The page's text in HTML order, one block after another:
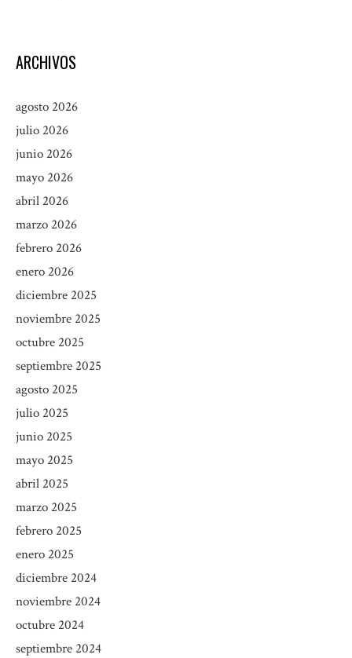
ARCHIVOS
agosto 2026
julio 2026
junio 2026
mayo 2026
abril 2026
marzo 2026
febrero 2026
enero 2026
diciembre 2025
noviembre 2025
octubre 2025
septiembre 2025
agosto 2025
julio 2025
junio 2025
mayo 2025
abril 2025
marzo 2025
febrero 2025
enero 2025
diciembre 2024
noviembre 2024
octubre 2024
septiembre 2024